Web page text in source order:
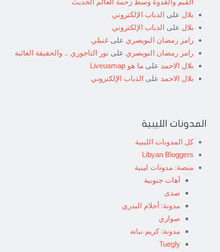
القيم والقدوة وسط زحمة العالم الحديث
بلال على الذباب الإلكتروني
بلال على الذباب الإلكتروني
رامز رمضان النويصري على غنيلي
رامز رمضان النويصري على نور التاجوري .. والحقيقة الغائبة
بلال الاحمد على ما هو Liveuamap
بلال الاحمد على الذباب الإلكتروني
المدونات الليبية
كل المدونات الليبية
Libyan Bloggers
منصة: مدونات ليبية
آهات جنوبية
صدى
مدونة: أحلام البدري
صواري
مدونة: كريم نباته
Tuegly